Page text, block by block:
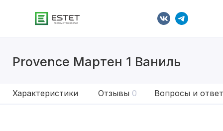
Provence Мартен 1 Ваниль
Характеристики Отзывы 0 Вопросы и